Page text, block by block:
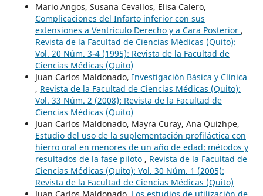
Mario Angos, Susana Cevallos, Elisa Calero,
Complicaciones del Infarto inferior con sus
extensiones a Ventrículo Derecho y a Cara Posterior ,
Revista de la Facultad de Ciencias Médicas (Quito):
Vol. 20 Núm. 3-4 (1995): Revista de la Facultad de
Ciencias Médicas (Quito)
Juan Carlos Maldonado, Investigación Básica y Clínica
, Revista de la Facultad de Ciencias Médicas (Quito):
Vol. 33 Núm. 2 (2008): Revista de la Facultad de
Ciencias Médicas (Quito)
Juan Carlos Maldonado, Mayra Curay, Ana Quizhpe,
Estudio del uso de la suplementación profiláctica con
hierro oral en menores de un año de edad: métodos y
resultados de la fase piloto , Revista de la Facultad de
Ciencias Médicas (Quito): Vol. 30 Núm. 1 (2005):
Revista de la Facultad de Ciencias Médicas (Quito)
Juan Carlos Maldonado, Los estudios de utilización de